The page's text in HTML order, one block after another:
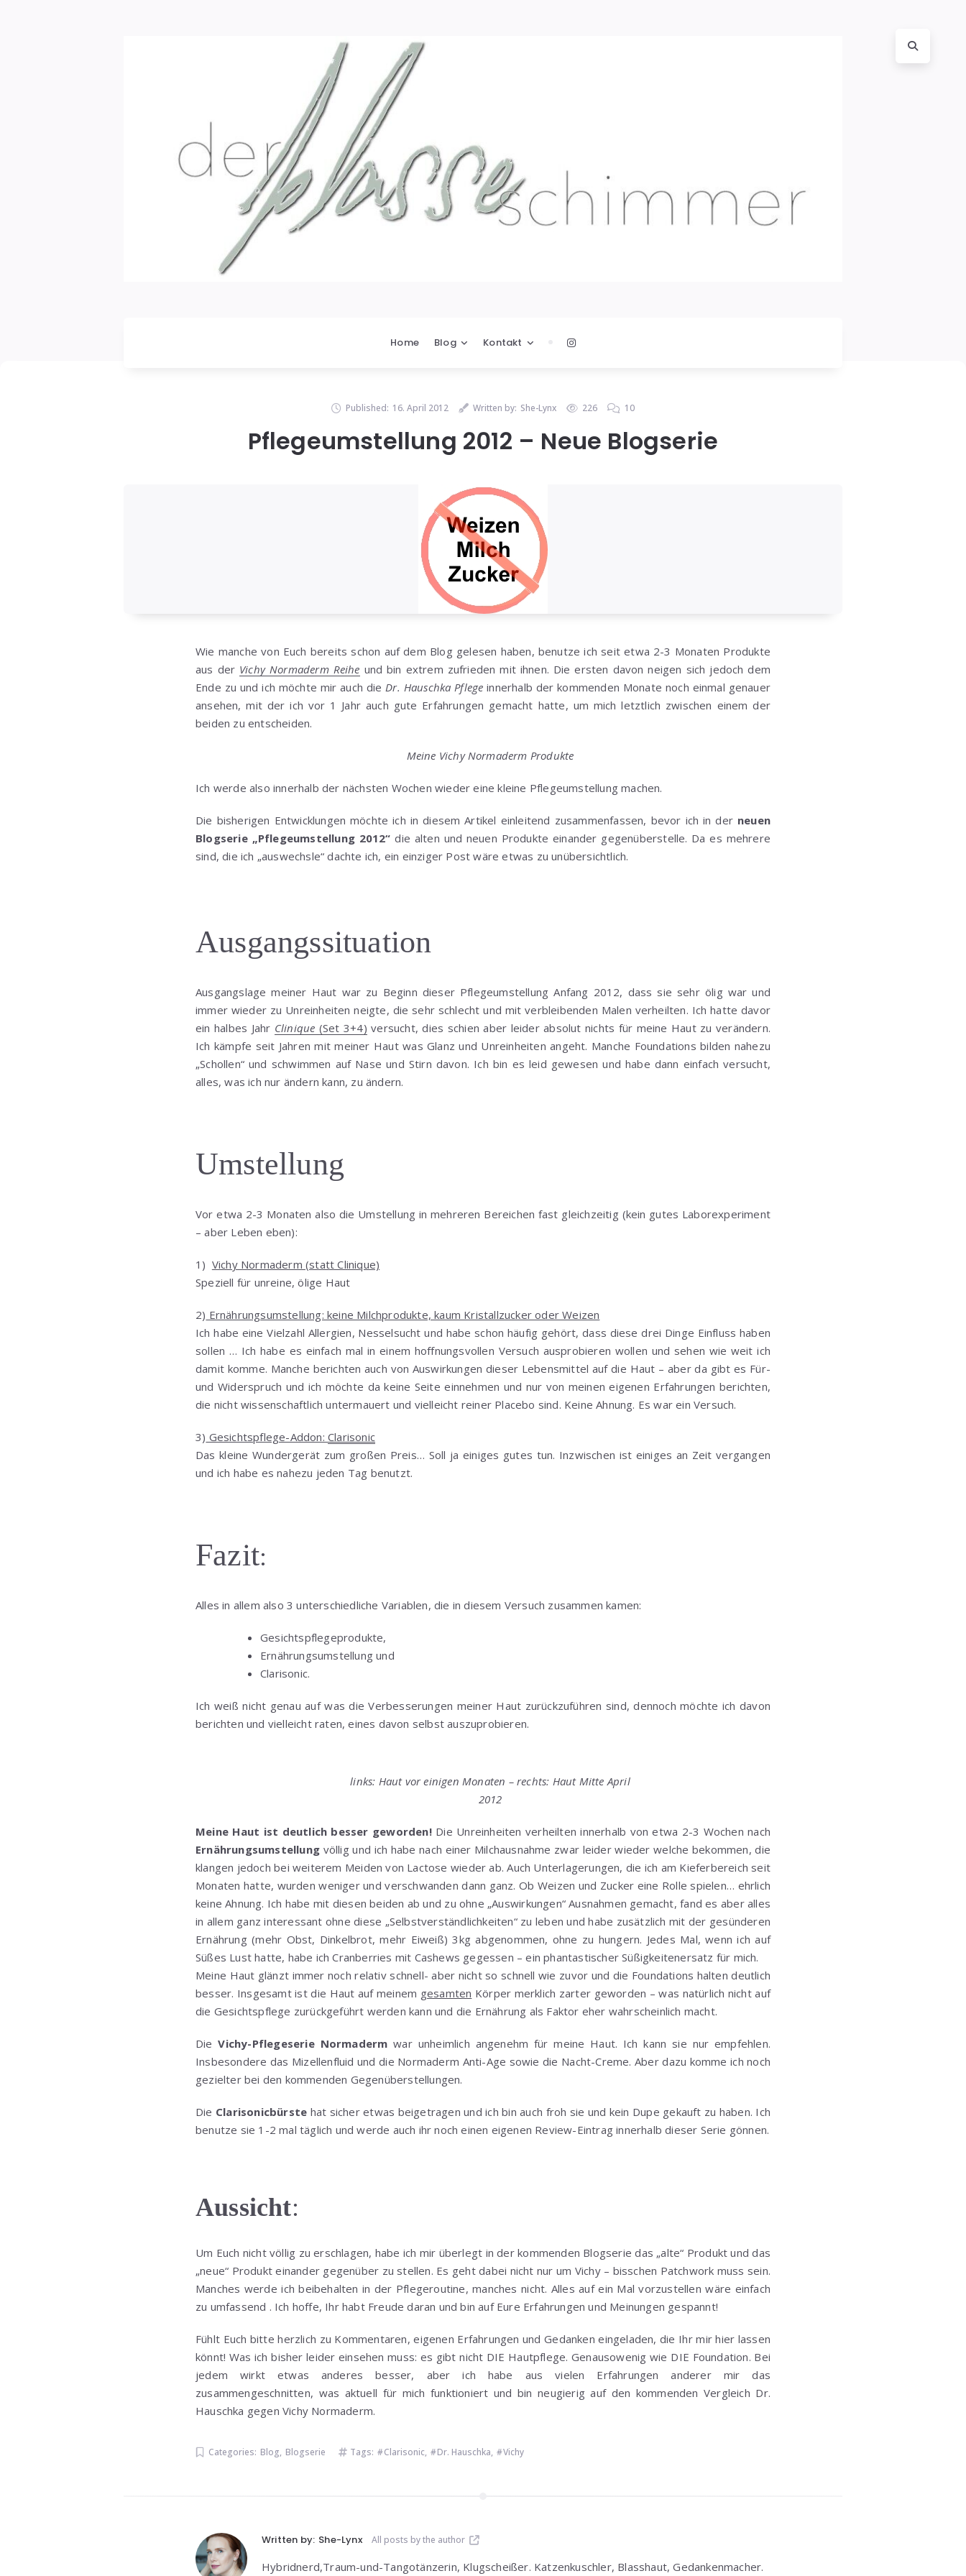
Home Blog Kontakt
Published: 16. April 2012 Written by: She-Lynx 226 10
Pflegeumstellung 2012 – Neue Blogserie
Wie manche von Euch bereits schon auf dem Blog gelesen haben, benutze ich seit etwa 2-3 Monaten Produkte
aus der Vichy Normaderm Reihe und bin extrem zufrieden mit ihnen. Die ersten davon neigen sich jedoch dem
Ende zu und ich möchte mir auch die Dr. Hauschka Pflege innerhalb der kommenden Monate noch einmal genauer
ansehen, mit der ich vor 1 Jahr auch gute Erfahrungen gemacht hatte, um mich letztlich zwischen einem der
beiden zu entscheiden.
Meine Vichy Normaderm Produkte
Ich werde also innerhalb der nächsten Wochen wieder eine kleine Pflegeumstellung machen.
Die bisherigen Entwicklungen möchte ich in diesem Artikel einleitend zusammenfassen, bevor ich in der neuen
Blogserie „Pflegeumstellung 2012“die alten und neuen Produkte einander gegenüberstelle. Da es mehrere
sind, die ich „auswechsle“ dachte ich, ein einziger Post wäre etwas zu unübersichtlich.
Ausgangssituation
Ausgangslage meiner Haut war zu Beginn dieser Pflegeumstellung Anfang 2012, dass sie sehr ölig war und
immer wieder zu Unreinheiten neigte, die sehr schlecht und mit verbleibenden Malen verheilten. Ich hatte davor
ein halbes Jahr Clinique (Set 3+4) versucht, dies schien aber leider absolut nichts für meine Haut zu verändern.
Ich kämpfe seit Jahren mit meiner Haut was Glanz und Unreinheiten angeht. Manche Foundations bilden nahezu
„Schollen“ und schwimmen auf Nase und Stirn davon. Ich bin es leid gewesen und habe dann einfach versucht,
alles, was ich nur ändern kann, zu ändern.
Umstellung
Vor etwa 2-3 Monaten also die Umstellung in mehreren Bereichen fast gleichzeitig (kein gutes Laborexperiment
– aber Leben eben):
1) Vichy Normaderm (statt Clinique)
Speziell für unreine, ölige Haut
2) Ernährungsumstellung: keine Milchprodukte, kaum Kristallzucker oder Weizen
Ich habe eine Vielzahl Allergien, Nesselsucht und habe schon häufig gehört, dass diese drei Dinge Einfluss haben
sollen … Ich habe es einfach mal in einem hoffnungsvollen Versuch ausprobieren wollen und sehen wie weit ich
damit komme. Manche berichten auch von Auswirkungen dieser Lebensmittel auf die Haut – aber da gibt es Für-
und Widerspruch und ich möchte da keine Seite einnehmen und nur von meinen eigenen Erfahrungen berichten,
die nicht wissenschaftlich untermauert und vielleicht reiner Placebo sind. Keine Ahnung. Es war ein Versuch.
3) Gesichtspflege-Addon:Clarisonic
Das kleine Wundergerät zum großen Preis… Soll ja einiges gutes tun. Inzwischen ist einiges an Zeit vergangen
und ich habe es nahezu jeden Tag benutzt.
Fazit:
Alles in allem also 3 unterschiedliche Variablen, die in diesem Versuch zusammen kamen:
Gesichtspflegeprodukte,
Ernährungsumstellung und
Clarisonic.
Ich weiß nicht genau auf was die Verbesserungen meiner Haut zurückzuführen sind, dennoch möchte ich davon
berichten und vielleicht raten, eines davon selbst auszuprobieren.
links: Haut vor einigen Monaten – rechts: Haut Mitte April
2012
Meine Haut ist deutlich besser geworden!Die Unreinheiten verheilten innerhalb von etwa 2-3 Wochen nach
Ernährungsumstellung völlig und ich habe nach einer Milchausnahme zwar leider wieder welche bekommen, die
klangen jedoch bei weiterem Meiden von Lactose wieder ab. Auch Unterlagerungen, die ich am Kieferbereich seit
Monaten hatte, wurden weniger und verschwanden dann ganz. Ob Weizen und Zucker eine Rolle spielen… ehrlich
keine Ahnung. Ich habe mit diesen beiden ab und zu ohne „Auswirkungen“ Ausnahmen gemacht, fand es aber alles
in allem ganz interessant ohne diese „Selbstverständlichkeiten“ zu leben und habe zusätzlich mit der gesünderen
Ernährung (mehr Obst, Dinkelbrot, mehr Eiweiß) 3kg abgenommen, ohne zu hungern. Jedes Mal, wenn ich auf
Süßes Lust hatte, habe ich Cranberries mit Cashews gegessen – ein phantastischer Süßigkeitenersatz für mich.
Meine Haut glänzt immer noch relativ schnell- aber nicht so schnell wie zuvor und die Foundations halten deutlich
besser. Insgesamt ist die Haut auf meinem gesamten Körper merklich zarter geworden – was natürlich nicht auf
die Gesichtspflege zurückgeführt werden kann und die Ernährung als Faktor eher wahrscheinlich macht.
DieVichy-Pflegeserie Normaderm war unheimlich angenehm für meine Haut. Ich kann sie nur empfehlen.
Insbesondere das Mizellenfluid und die Normaderm Anti-Age sowie die Nacht-Creme. Aber dazu komme ich noch
gezielter bei den kommenden Gegenüberstellungen.
Die Clarisonicbürste hat sicher etwas beigetragen und ich bin auch froh sie und kein Dupe gekauft zu haben. Ich
benutze sie 1-2 mal täglich und werde auch ihr noch einen eigenen Review-Eintrag innerhalb dieser Serie gönnen.
Aussicht:
Um Euch nicht völlig zu erschlagen, habe ich mir überlegt in der kommenden Blogserie das „alte“ Produkt und das
„neue“ Produkt einander gegenüber zu stellen. Es geht dabei nicht nur um Vichy – bisschen Patchwork muss sein.
Manches werde ich beibehalten in der Pflegeroutine, manches nicht. Alles auf ein Mal vorzustellen wäre einfach
zu umfassend . Ich hoffe, Ihr habt Freude daran und bin auf Eure Erfahrungen und Meinungen gespannt!
Fühlt Euch bitte herzlich zu Kommentaren, eigenen Erfahrungen und Gedanken eingeladen, die Ihr mir hier lassen
könnt! Was ich bisher leider einsehen muss: es gibt nicht DIE Hautpflege. Genausowenig wie DIE Foundation. Bei
jedem wirkt etwas anderes besser, aber ich habe aus vielen Erfahrungen anderer mir das
zusammengeschnitten, was aktuell für mich funktioniert und bin neugierig auf den kommenden Vergleich Dr.
Hauschka gegen Vichy Normaderm.
Categories: Blog, Blogserie Tags: Clarisonic, Dr. Hauschka, Vichy
Written by: She-Lynx All posts by the author
Hybridnerd,Traum-und-Tangotänzerin, Klugscheißer. Katzenkuschler, Blasshaut, Gedankenmacher.